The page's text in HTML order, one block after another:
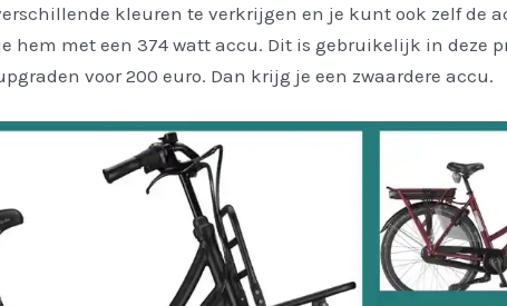
kleuren te verkrijgen en je kunt ook zelf de
hem met een 374 watt accu. Dit is gebruikelijk in deze
voor 200 euro. Dan krijg je een zwaardere accu.